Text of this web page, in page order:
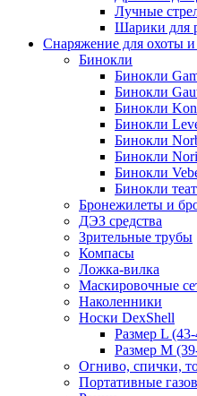
Лучные
Шарики для
Снаряжение для охоты и
Бинокли
Бинокли
Бинокли
Бинокли
Бинокли
Бинокли
Бинокли
Бинокли
Бинокли
Бронежилеты и
ДЭЗ средства
Зрительные трубы
Компасы
Ложка-вилка
Маскировочные
Наколенники
Носки DexShell
Размер L
Размер M
Огниво, спички,
Портативные